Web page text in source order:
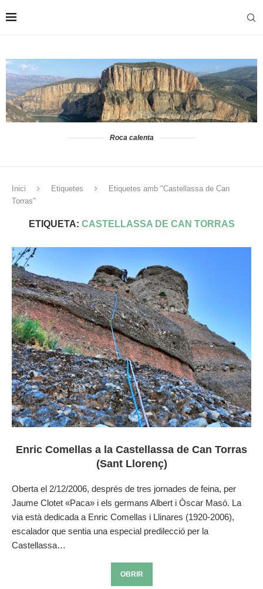
Roca calenta
Inici Etiquetes
Etiquetes amb "Castellassa de Can
Torras"
ETIQUETA: CASTELLASSA DE CAN TORRAS
Enric Comellas a la Castellassa de Can Torras
(Sant Llorenç)
Oberta el 2/12/2006, després de tres jornades de feina, per
Jaume Clotet «Paca» i els germans Albert i Òscar Masó. La
via està dedicada a Enric Comellas i Llinares (1920-2006),
escalador que sentia una especial predilecció per la
Castellassa…
OBRIR